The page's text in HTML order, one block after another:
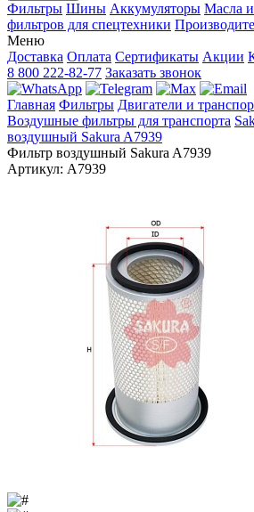
Фильтры Шины Аккумуляторы Масла
фильтров для спецтехники
Меню
Доставка Оплата Сертификаты Акции
8 800 222-82-77 Заказать звонок
Главная Фильтры Двигатели и
Воздушные фильтры для транспорта
воздушный Sakura A7939
Фильтр воздушный Sakura A7939
Артикул: A7939